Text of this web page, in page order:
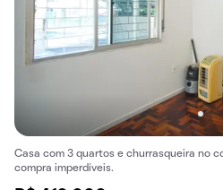
Casa com 3 quartos e churrasqueira no
compra imperdíveis.